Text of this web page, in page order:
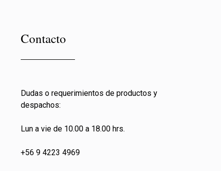
Contacto
Dudas o requerimientos de productos y
despachos:
Lun a vie de 10.00 a 18.00 hrs.
+56 9 4223 4969